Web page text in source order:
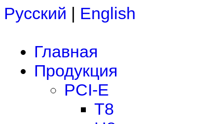
Русский | English
Главная
Продукция
PCI-E
T8